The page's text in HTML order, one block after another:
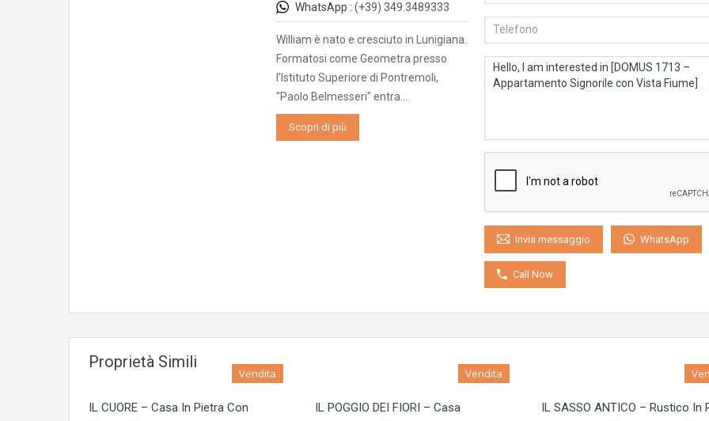
WhatsApp : (+39) 349.3489333
William è nato e cresciuto in Lunigiana.
Formatosi come Geometra presso
l'Istituto Superiore di Pontremoli,
"Paolo Belmesseri" entra…
Scopri di più
Invia messaggio WhatsApp
Call Now
Proprietà Simili
Vendita
IL CUORE – Casa In Pietra Con
Vendita
IL POGGIO DEI FIORI – Casa IL SASSO ANTICO – Rustico In